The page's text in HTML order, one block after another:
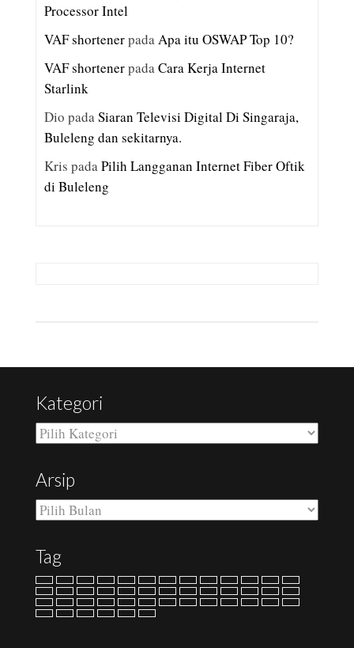
Processor Intel
VAF shortenerpadaApa itu OSWAP Top 10?
VAF shortenerpadaCara Kerja Internet
Starlink
Dio padaSiaran Televisi Digital Di Singaraja,
Buleleng dan sekitarnya.
Kris padaPilih Langganan Internet Fiber Oftik
di Buleleng
Kategori
Kategori
Arsip
Arsip
Tag